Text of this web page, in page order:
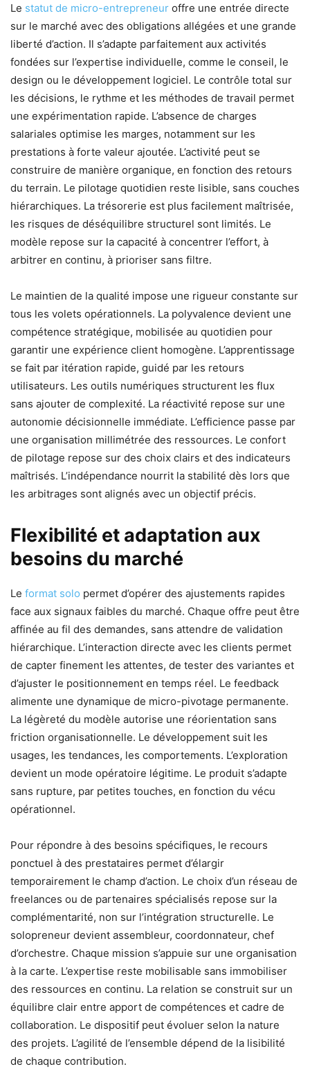
Le statut de micro-entrepreneur offre une entrée directe
sur le marché avec des obligations allégées et une grande
liberté d’action. Il s’adapte parfaitement aux activités
fondées sur l’expertise individuelle, comme le conseil, le
design ou le développement logiciel. Le contrôle total sur
les décisions, le rythme et les méthodes de travail permet
une expérimentation rapide. L’absence de charges
salariales optimise les marges, notamment sur les
prestations à forte valeur ajoutée. L’activité peut se
construire de manière organique, en fonction des retours
du terrain. Le pilotage quotidien reste lisible, sans couches
hiérarchiques. La trésorerie est plus facilement maîtrisée,
les risques de déséquilibre structurel sont limités. Le
modèle repose sur la capacité à concentrer l’effort, à
arbitrer en continu, à prioriser sans filtre.
Le maintien de la qualité impose une rigueur constante sur
tous les volets opérationnels. La polyvalence devient une
compétence stratégique, mobilisée au quotidien pour
garantir une expérience client homogène. L’apprentissage
se fait par itération rapide, guidé par les retours
utilisateurs. Les outils numériques structurent les flux
sans ajouter de complexité. La réactivité repose sur une
autonomie décisionnelle immédiate. L’efficience passe par
une organisation millimétrée des ressources. Le confort
de pilotage repose sur des choix clairs et des indicateurs
maîtrisés. L’indépendance nourrit la stabilité dès lors que
les arbitrages sont alignés avec un objectif précis.
Flexibilité et adaptation aux
besoins du marché
Le format solo permet d’opérer des ajustements rapides
face aux signaux faibles du marché. Chaque offre peut être
affinée au fil des demandes, sans attendre de validation
hiérarchique. L’interaction directe avec les clients permet
de capter finement les attentes, de tester des variantes et
d’ajuster le positionnement en temps réel. Le feedback
alimente une dynamique de micro-pivotage permanente.
La légèreté du modèle autorise une réorientation sans
friction organisationnelle. Le développement suit les
usages, les tendances, les comportements. L’exploration
devient un mode opératoire légitime. Le produit s’adapte
sans rupture, par petites touches, en fonction du vécu
opérationnel.
Pour répondre à des besoins spécifiques, le recours
ponctuel à des prestataires permet d’élargir
temporairement le champ d’action. Le choix d’un réseau de
freelances ou de partenaires spécialisés repose sur la
complémentarité, non sur l’intégration structurelle. Le
solopreneur devient assembleur, coordonnateur, chef
d’orchestre. Chaque mission s’appuie sur une organisation
à la carte. L’expertise reste mobilisable sans immobiliser
des ressources en continu. La relation se construit sur un
équilibre clair entre apport de compétences et cadre de
collaboration. Le dispositif peut évoluer selon la nature
des projets. L’agilité de l’ensemble dépend de la lisibilité
de chaque contribution.